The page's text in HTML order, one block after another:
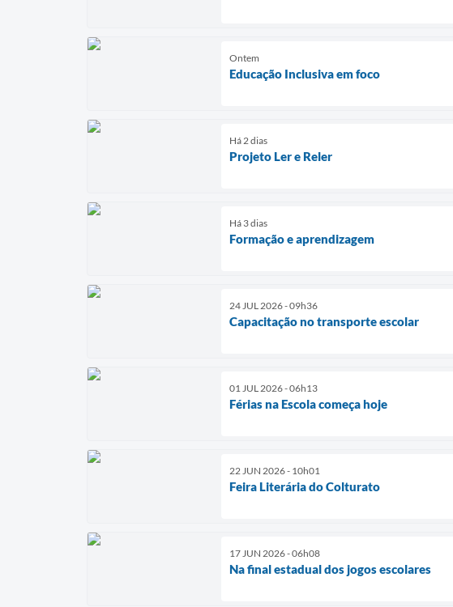
Ontem
Educação Inclusiva em foco
Há 2 dias
Projeto Ler e Reler
Há 3 dias
Formação e aprendizagem
24 JUL 2026 - 09h36
Capacitação no transporte escolar
01 JUL 2026 - 06h13
Férias na Escola começa hoje
22 JUN 2026 - 10h01
Feira Literária do Colturato
17 JUN 2026 - 06h08
Na final estadual dos jogos escolares